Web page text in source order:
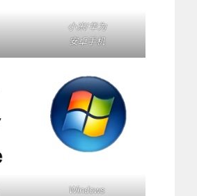
小米/华为
安卓手机
Windows